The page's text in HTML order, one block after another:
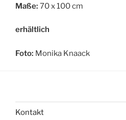
Maße: 70 x 100 cm
erhältlich
Foto: Monika Knaack
Kontakt